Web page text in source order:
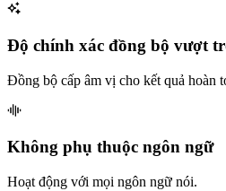
Độ chính xác đồng bộ vượt
Đồng bộ cấp âm vị cho kết quả hoàn
Không phụ thuộc ngôn ngữ
Hoạt động với mọi ngôn ngữ nói.